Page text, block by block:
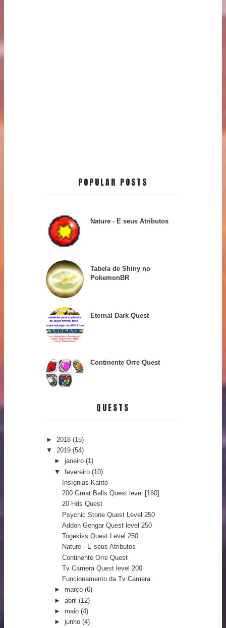
POPULAR POSTS
Nature - E seus Atributos
Tabela de Shiny no
PokemonBR
Eternal Dark Quest
Continente Orre Quest
QUESTS
► 2018 (15)
▼ 2019 (54)
► janeiro (1)
▼ fevereiro (10)
Insígnias Kanto
200 Great Balls Quest level [160]
20 Hds Quest
Psychic Stone Quest Level 250
Addon Gengar Quest level 250
Togekiss Quest Level 250
Nature - E seus Atributos
Continente Orre Quest
Tv Camera Quest level 200
Funcionamento da Tv Camera
► março (6)
► abril (12)
► maio (4)
► junho (4)